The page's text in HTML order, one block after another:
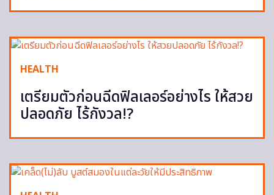
HEALTH
เตรียมตัวก่อนฉีดฟิลเลอร์อย่างไร ให้สวย
ปลอดภัย ไร้กังวล!?